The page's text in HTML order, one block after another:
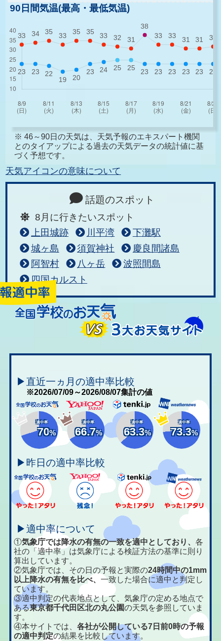
90日間気温(最高・最低気温)
※ 46～90日の天気は、天気予報のエキスパート機関
とのタイアップによる過去の天気データの統計値に基
づく予想です。
天気アイコンの意味について
話題のスポット
8月に行きたいスポット
上田城跡
川平湾
下灘駅
城ヶ島
須賀神社
慶良間諸島
阿智村
八ヶ岳
波照間島
四国カルスト
▶直近一ヵ月の適中率比較
※2026/07/09～2026/08/07集計の値
適中率
70%
適中率
66.7%
適中率
63.3%
適中率
73.3%
▶昨日の適中率比較
▶適中率について
①気象庁では降水の有無の一致を適中としており、各
社の「適中率」は気象庁による検証方法の基準に則り
算出しています。
②気象庁では、その日の予報と実際の24時間中の1mm
以上降水の有無を比べ、一致した場合に適中と判定し
ています。
③適中判定の代表地点として、気象庁の定める地点で
ある東京都千代田区北の丸公園の天気を参照していま
す。
④本サイトでは、各社が公開している7日前0時の予報
の適中判定の結果を比較しています。